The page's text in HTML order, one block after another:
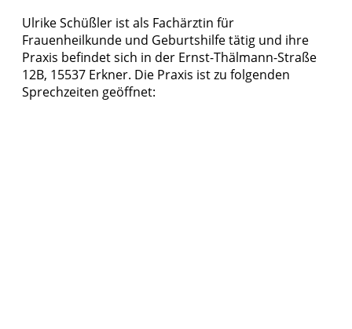
Ulrike Schüßler ist als Fachärztin für
Frauenheilkunde und Geburtshilfe tätig und ihre
Praxis befindet sich in der Ernst-Thälmann-Straße
12B, 15537 Erkner. Die Praxis ist zu folgenden
Sprechzeiten geöffnet: